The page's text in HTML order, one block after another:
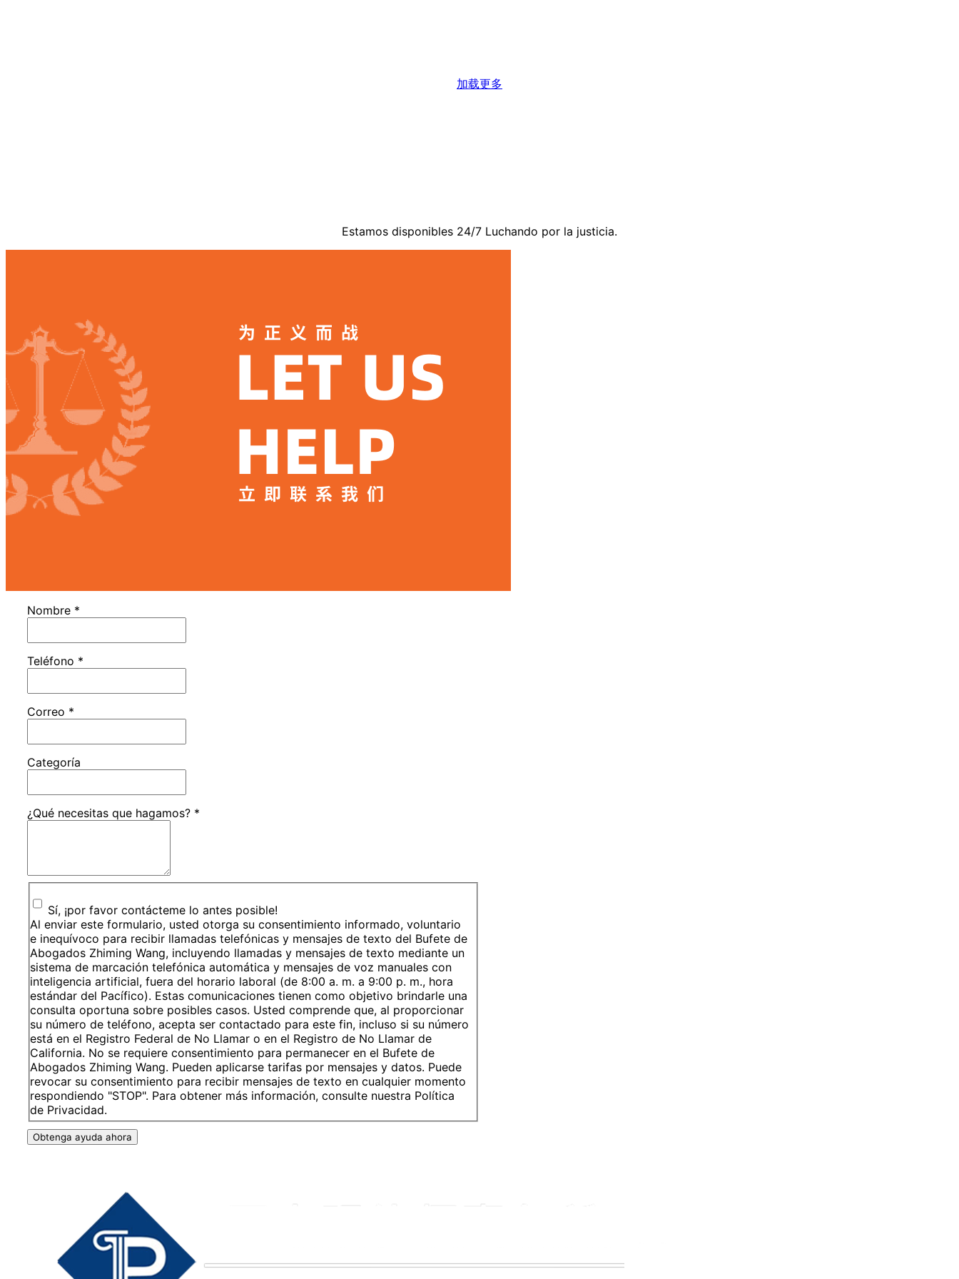
加载更多
Estamos disponibles 24/7 Luchando por la justicia.
Nombre *
Teléfono *
Correo *
Categoría
¿Qué necesitas que hagamos? *
Sí, ¡por favor contácteme lo antes posible!
Al enviar este formulario, usted otorga su consentimiento informado, voluntario
e inequívoco para recibir llamadas telefónicas y mensajes de texto del Bufete de
Abogados Zhiming Wang, incluyendo llamadas y mensajes de texto mediante un
sistema de marcación telefónica automática y mensajes de voz manuales con
inteligencia artificial, fuera del horario laboral (de 8:00 a. m. a 9:00 p. m., hora
estándar del Pacífico). Estas comunicaciones tienen como objetivo brindarle una
consulta oportuna sobre posibles casos. Usted comprende que, al proporcionar
su número de teléfono, acepta ser contactado para este fin, incluso si su número
está en el Registro Federal de No Llamar o en el Registro de No Llamar de
California. No se requiere consentimiento para permanecer en el Bufete de
Abogados Zhiming Wang. Pueden aplicarse tarifas por mensajes y datos. Puede
revocar su consentimiento para recibir mensajes de texto en cualquier momento
respondiendo "STOP". Para obtener más información, consulte nuestra Política
de Privacidad.
Obtenga ayuda ahora